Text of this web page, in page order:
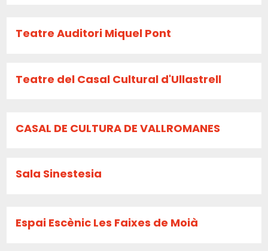
Teatre Auditori Miquel Pont
Teatre del Casal Cultural d'Ullastrell
CASAL DE CULTURA DE VALLROMANES
Sala Sinestesia
Espai Escènic Les Faixes de Moià